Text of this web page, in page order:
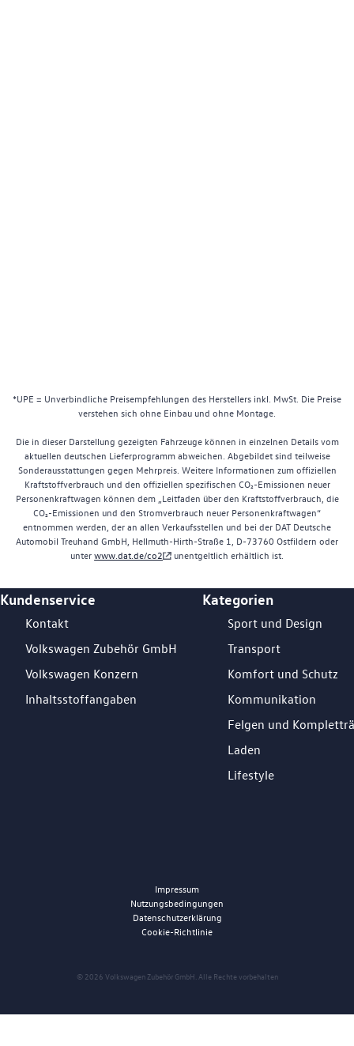
*UPE = Unverbindliche Preisempfehlungen des Herstellers inkl. MwSt. Die Preise
verstehen sich ohne Einbau und ohne Montage.
Die in dieser Darstellung gezeigten Fahrzeuge können in einzelnen Details vom
aktuellen deutschen Lieferprogramm abweichen. Abgebildet sind teilweise
Sonderausstattungen gegen Mehrpreis. Weitere Informationen zum offiziellen
Kraftstoffverbrauch und den offiziellen spezifischen CO₂-Emissionen neuer
Personenkraftwagen können dem „Leitfaden über den Kraftstoffverbrauch, die
CO₂-Emissionen und den Stromverbrauch neuer Personenkraftwagen“
entnommen werden, der an allen Verkaufsstellen und bei der DAT Deutsche
Automobil Treuhand GmbH, Hellmuth-Hirth-Straße 1, D-73760 Ostfildern oder
unterwww.dat.de/co2 unentgeltlich erhältlich ist.
Footer Teaser
Kundenservice
Kontakt
Volkswagen Zubehör GmbH
Volkswagen Konzern
Inhaltsstoffangaben
Kategorien
Sport und Design
Transport
Komfort und Schutz
Kommunikation
Felgen und
Laden
Lifestyle
© 2026 Volkswagen Zubehör GmbH. Alle Rechte vorbehalten
Impressum
Nutzungsbedingungen
Datenschutzerklärung
Cookie-Richtlinie